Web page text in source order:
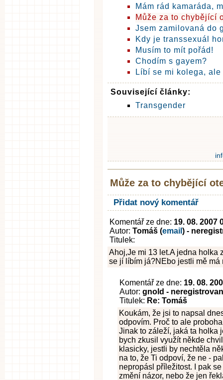
Mám rád kamaráda,
Může za to chybějící
Jsem zamilovaná do
Kdy je transsexuál
Musím to mít pořád!
Chodím s gayem?
Líbí se mi kolega,
Související články:
Transgender
Může za to chybějící
Přidat nový komentář
Komentář ze dne: 19. 08. 2007
Autor: Tomáš (email ) -
Titulek:
Ahoj,Je mi 13 let.A jedna holka
se jí líbím já?NEbo jestli mě má
Komentář ze dne: 19. 08.
Autor: gnold -
Titulek: Re: Tomáš
Koukám, že jsi to napsal
odpovím. Proč to ale
Jinak to záleží, jaká ta holka
bych zkusil využít někde
klasicky, jestli by nechtěla
na to, že Ti odpoví, že ne -
nepropásl příležitost. I pak
změní názor, nebo že jen